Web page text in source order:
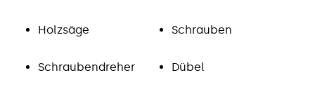
Holzsäge
Schraubendreher
Schrauben
Dübel